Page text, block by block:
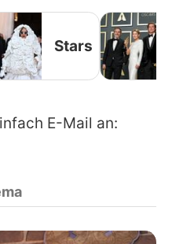
Stars
E-Mail an: